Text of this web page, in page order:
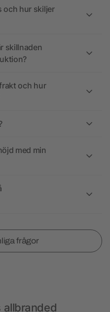
och hur skiljer
skillnaden
och hur
med min
frågor
allbranded